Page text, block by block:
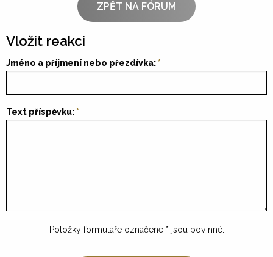
ZPĚT NA FÓRUM
Vložit reakci
Jméno a příjmení nebo přezdívka:
Text příspěvku:
Položky formuláře označené * jsou povinné.